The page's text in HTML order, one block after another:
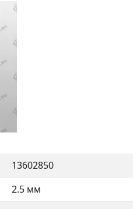
13602850
2.5 мм